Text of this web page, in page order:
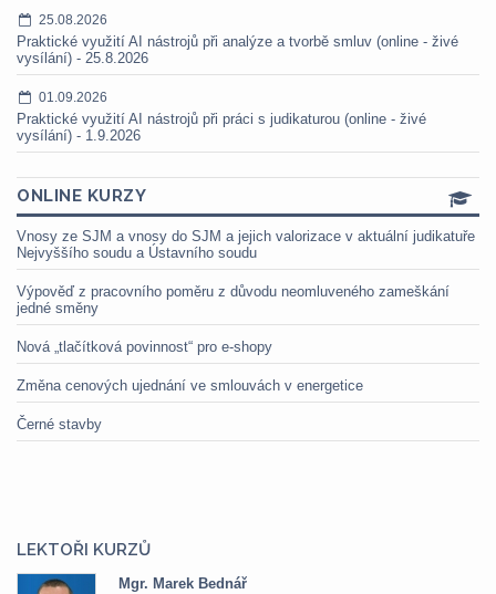
25.08.2026
Praktické využití AI nástrojů při analýze a tvorbě smluv (online - živé
vysílání) - 25.8.2026
01.09.2026
Praktické využití AI nástrojů při práci s judikaturou (online - živé
vysílání) - 1.9.2026
ONLINE KURZY
Vnosy ze SJM a vnosy do SJM a jejich valorizace v aktuální judikatuře
Nejvyššího soudu a Ústavního soudu
Výpověď z pracovního poměru z důvodu neomluveného zameškání
jedné směny
Nová „tlačítková povinnost“ pro e-shopy
Změna cenových ujednání ve smlouvách v energetice
Černé stavby
LEKTOŘI KURZŮ
Mgr. Marek Bednář